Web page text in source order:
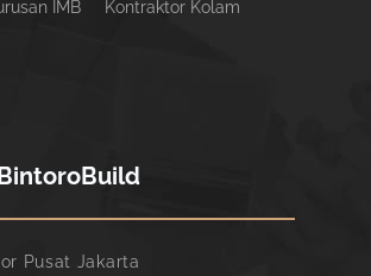
IMB
Kontraktor Kolam
Pusat Jakarta